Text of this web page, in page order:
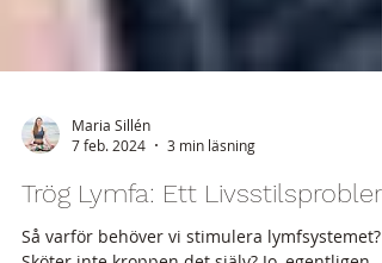
7 feb. 2024
3 min läsning
Trög Lymfa: Ett